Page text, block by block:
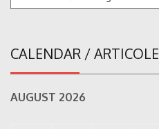
CALENDAR / ARTICOLE
AUGUST 2026